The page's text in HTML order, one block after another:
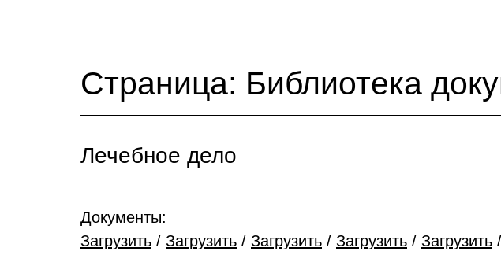
Страница: Библиотека
Лечебное дело
Документы:
Загрузить / Загрузить / Загрузить / Загрузить / Загрузить /